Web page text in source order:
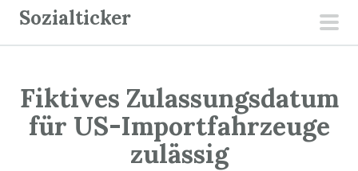
Sozialticker
Fiktives Zulassungsdatum
für US-Importfahrzeuge
zulässig